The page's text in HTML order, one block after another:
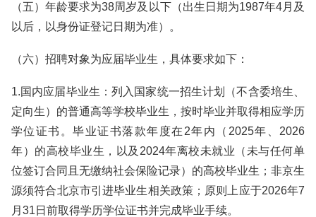
（五）年龄要求为38周岁及以下（出生日期为1987年4月及
以后，以身份证登记日期为准）。
（六）招聘对象为应届毕业生，具体要求如下：
1.国内应届毕业生：列入国家统一招生计划（不含委培生、
定向生）的普通高等学校毕业生，按时毕业并取得相应学历
学位证书。毕业证书落款年度在2年内（2025年、2026
年）的高校毕业生，以及2024年离校未就业（未与任何单
位签订合同且无缴纳社会保险记录）的高校毕业生；非京生
源须符合北京市引进毕业生相关政策；原则上应于2026年7
月31日前取得学历学位证书并完成毕业手续。